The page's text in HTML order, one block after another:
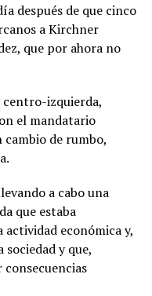
después de que cinco
a Kirchner
que por ahora no
izquierda,
el mandatario
de rumbo,
a cabo una
que estaba
económica y,
y que,